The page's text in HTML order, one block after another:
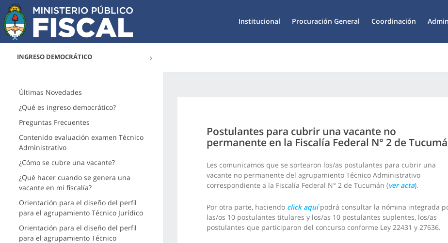
Institucional Procuración General Coordinación
INGRESO DEMOCRÁTICO
Últimas Novedades
¿Qué es ingreso democrático?
Preguntas Frecuentes
Contenido evaluación examen Técnico
Administrativo
¿Cómo se cubre una vacante?
¿Qué hacer cuando se genera una
vacante en mi fiscalía?
Orientación para el diseño del perfil
para el agrupamiento Técnico Jurídico
Orientación para el diseño del perfil
para el agrupamiento Técnico
Postulantes para cubrir una vacante no
permanente en la Fiscalía Federal N° 2 de
Les comunicamos que se sortearon los/as postulantes para cubrir una
vacante no permanente del agrupamiento Técnico Administrativo
correspondiente a la Fiscalía Federal N° 2 de Tucumán (ver acta).
Por otra parte, haciendo click aquí podrá consultar la nómina integrada
las/os 10 postulantes titulares y los/as 10 postulantes suplentes, los/as
postulantes que participaron del concurso conforme Ley 22431 y 27636.